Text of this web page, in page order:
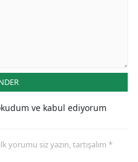
ve kabul ediyorum
yorumu siz yazın, tartışalım *